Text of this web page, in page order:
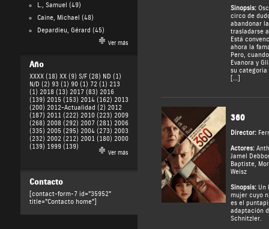
L., Samuel (49)
Caine, Michael (48)
Depardieu, Gérard (45)
Ver más
Año
XXXX (18) XX (9) S/F (28) ND (1)
N/D (2) 93 (1) 90 (1) 72 (1) 213
(1) 2018 (13) 2017 (83) 2016
(139) 2015 (153) 2014 (162) 2013
(200) 2012-Actualidad (2) 2012
(187) 2011 (222) 2010 (223) 2009
(268) 2008 (292) 2007 (281) 2006
(335) 2005 (295) 2004 (273) 2003
(232) 2002 (212) 2001 (180) 2000
(139) 1999 (139)
Ver más
Contacto
[contact-form-7 id="35952"
title="Contacto home"]
Sinopsis:
circo de
abandonar
trasladarse
Está
ahora la
Pero,
Evanora y
su categoria
[…]
360
Director:
Actores:
Jamel
Baptiste,
Weisz
Sinopsis:Un
mujer cuyo
es el
adaptación
Schnitzler.